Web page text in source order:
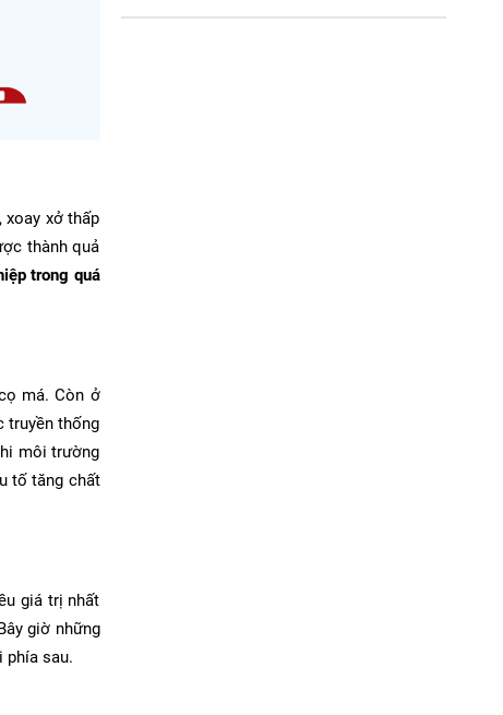
xở thấp
thành quả
trong quá
má. Còn ở
truyền thống
môi trường
tố tăng chất
giá trị nhất
giờ những
phía sau.